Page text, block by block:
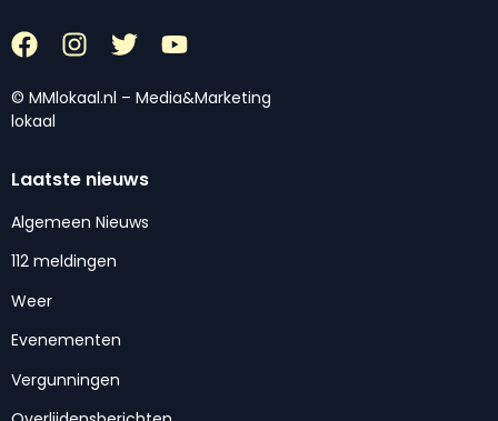
© MMlokaal.nl – Media&Marketing
lokaal
Laatste nieuws
Algemeen Nieuws
112 meldingen
Weer
Evenementen
Vergunningen